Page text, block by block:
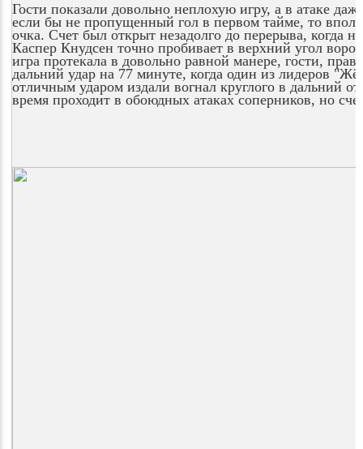
Гости показали довольно неплохую игру, а в атаке
если бы не пропущенный гол в первом тайме, то
очка. Счет был открыт незадолго до перерыва, когда
Каспер Кнудсен точно пробивает в верхний угол
игра протекала в довольно равной манере, гости,
дальний удар на 77 минуте, когда один из лидеров
отличным ударом издали вогнал круглого в дальний
время проходит в обоюдных атаках соперников, но